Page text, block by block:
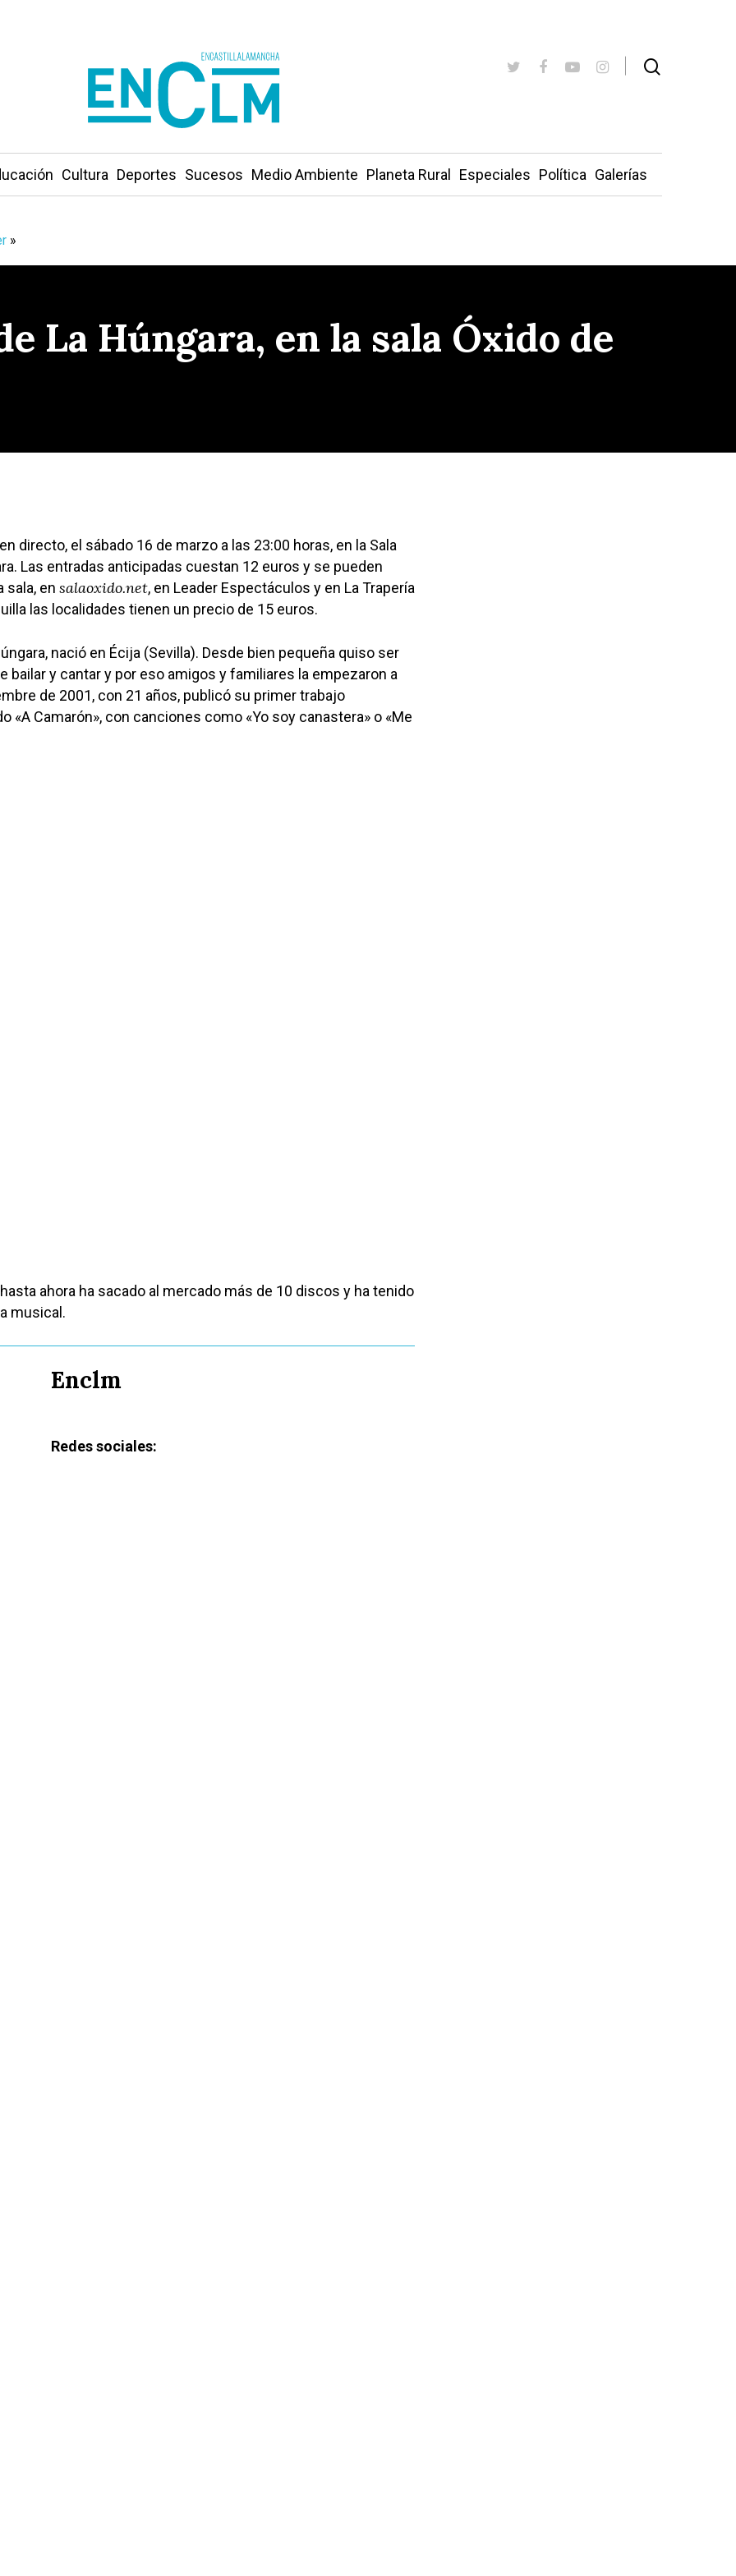
Cultura Deportes Sucesos Medio Ambiente Planeta Rural Especiales Política Galerías
»
La Húngara, en la sala Óxido de
directo, el sábado 16 de marzo a las 23:00 horas, en la Sala
Las entradas anticipadas cuestan 12 euros y se pueden
sala, en salaoxido.net, en Leader Espectáculos y en La Trapería
las localidades tienen un precio de 15 euros.
nació en Écija (Sevilla). Desde bien pequeña quiso ser
bailar y cantar y por eso amigos y familiares la empezaron a
de 2001, con 21 años, publicó su primer trabajo
«A Camarón», con canciones como «Yo soy canastera» o «Me
ahora ha sacado al mercado más de 10 discos y ha tenido
musical.
Enclm
Redes sociales: